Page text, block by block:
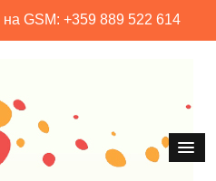
GSM: +359 889 522 614